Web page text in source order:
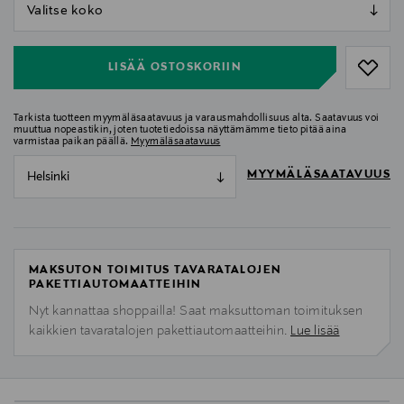
LISÄÄ OSTOSKORIIN
Tarkista tuotteen myymäläsaatavuus ja varausmahdollisuus alta. Saatavuus voi
muuttua nopeastikin, joten tuotetiedoissa näyttämämme tieto pitää aina
varmistaa paikan päällä. Myymäläsaatavuus
Helsinki MYYMÄLÄSAATAVUUS
MAKSUTON TOIMITUS TAVARATALOJEN
PAKETTIAUTOMAATTEIHIN
Nyt kannattaa shoppailla! Saat maksuttoman toimituksen
kaikkien tavaratalojen pakettiautomaatteihin. Lue lisää